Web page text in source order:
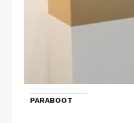
PARABOOT